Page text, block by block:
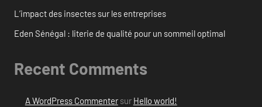
L’impact des insectes sur les entreprises
Eden Sénégal : literie de qualité pour un sommeil optimal
Recent Comments
A WordPress Commentersur Hello world!